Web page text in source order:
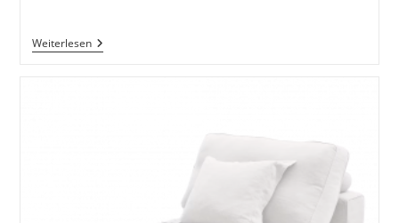
WeiterlesenSofa
Finchingfield